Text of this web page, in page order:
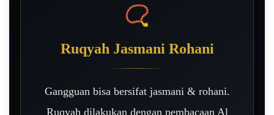
📿
Ruqyah Jasmani Rohani
Gangguan bisa bersifat jasmani & rohani.
Ruqyah dilakukan dengan pembacaan Al